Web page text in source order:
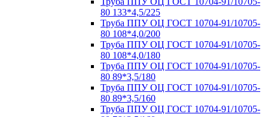
80 133*4,5/225
Труба ППУ ОЦ ГОСТ 10704-91/10705-
80 108*4,0/200
Труба ППУ ОЦ ГОСТ 10704-91/10705-
80 108*4,0/180
Труба ППУ ОЦ ГОСТ 10704-91/10705-
80 89*3,5/180
Труба ППУ ОЦ ГОСТ 10704-91/10705-
80 89*3,5/160
Труба ППУ ОЦ ГОСТ 10704-91/10705-